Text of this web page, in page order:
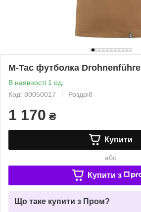
M-Tac футболка
В наявності 1 од.
Код: 80050017
Роздріб
1 170 ₴
Купити
або
Купити з
Що таке купити з Пром?